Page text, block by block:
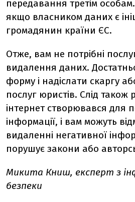
передавання третім
якщо власником даних є
громадянин країни ЄС.
Отже, вам не потрібні
видалення даних.
форму і надіслати скаргу
послуг юристів. Слід також
інтернет створювався для
інформації, і вам можуть
видаленні негативної
порушує закони або
Микита Книш, експерт з
безпеки